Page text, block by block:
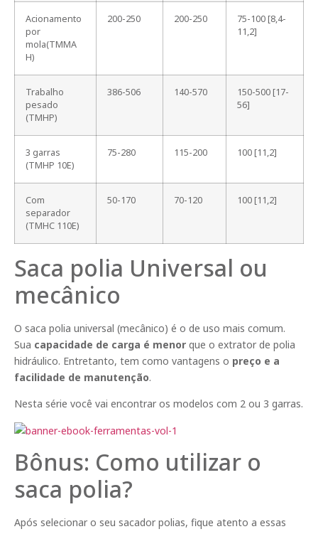
Acionamento
por
mola(TMMA
H)
200-250 200-250
75-100 [8,4-
11,2]
Trabalho
pesado
(TMHP)
386-506 140-570
150-500 [17-
56]
3 garras
(TMHP 10E)
75-280 115-200 100 [11,2]
Com
separador
(TMHC 110E)
50-170 70-120 100 [11,2]
Saca polia Universal ou
mecânico
O saca polia universal (mecânico) é o de uso mais comum.
Sua capacidade de carga é menor que o extrator de polia
hidráulico. Entretanto, tem como vantagens o preço e a
facilidade de manutenção.
Nesta série você vai encontrar os modelos com 2 ou 3 garras.
Bônus: Como utilizar o
saca polia?
Após selecionar o seu sacador polias, fique atento a essas